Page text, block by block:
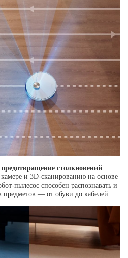
столкновений
камере и 3D-сканированию на основе
пылесос способен распознавать и
предметов — от обуви до кабелей.